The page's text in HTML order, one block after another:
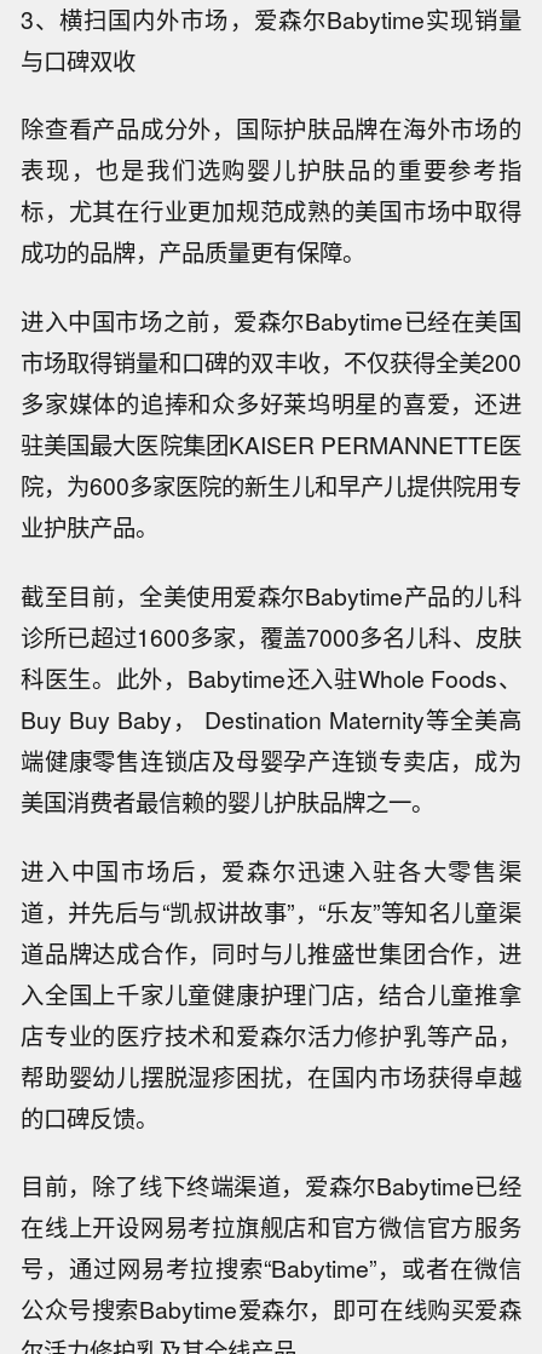
3、横扫国内外市场，爱森尔Babytime实现销量
与口碑双收
除查看产品成分外，国际护肤品牌在海外市场的
表现，也是我们选购婴儿护肤品的重要参考指
标，尤其在行业更加规范成熟的美国市场中取得
成功的品牌，产品质量更有保障。
进入中国市场之前，爱森尔Babytime已经在美国
市场取得销量和口碑的双丰收，不仅获得全美200
多家媒体的追捧和众多好莱坞明星的喜爱，还进
驻美国最大医院集团KAISER PERMANNETTE医
院，为600多家医院的新生儿和早产儿提供院用专
业护肤产品。
截至目前，全美使用爱森尔Babytime产品的儿科
诊所已超过1600多家，覆盖7000多名儿科、皮肤
科医生。此外，Babytime还入驻Whole Foods、
Buy Buy Baby， Destination Maternity等全美高
端健康零售连锁店及母婴孕产连锁专卖店，成为
美国消费者最信赖的婴儿护肤品牌之一。
进入中国市场后，爱森尔迅速入驻各大零售渠
道，并先后与“凯叔讲故事”，“乐友”等知名儿童渠
道品牌达成合作，同时与儿推盛世集团合作，进
入全国上千家儿童健康护理门店，结合儿童推拿
店专业的医疗技术和爱森尔活力修护乳等产品，
帮助婴幼儿摆脱湿疹困扰，在国内市场获得卓越
的口碑反馈。
目前，除了线下终端渠道，爱森尔Babytime已经
在线上开设网易考拉旗舰店和官方微信官方服务
号，通过网易考拉搜索“Babytime”，或者在微信
公众号搜索Babytime爱森尔，即可在线购买爱森